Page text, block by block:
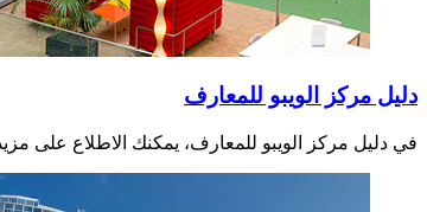
دليل مركز الويبو للمعارف
في دليل مركز الويبو للمعارف، يمكنك الاطلاع على